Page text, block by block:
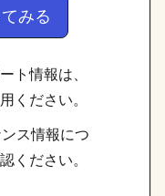
みる
ト情報は、
ください。
ス情報につ
ください。